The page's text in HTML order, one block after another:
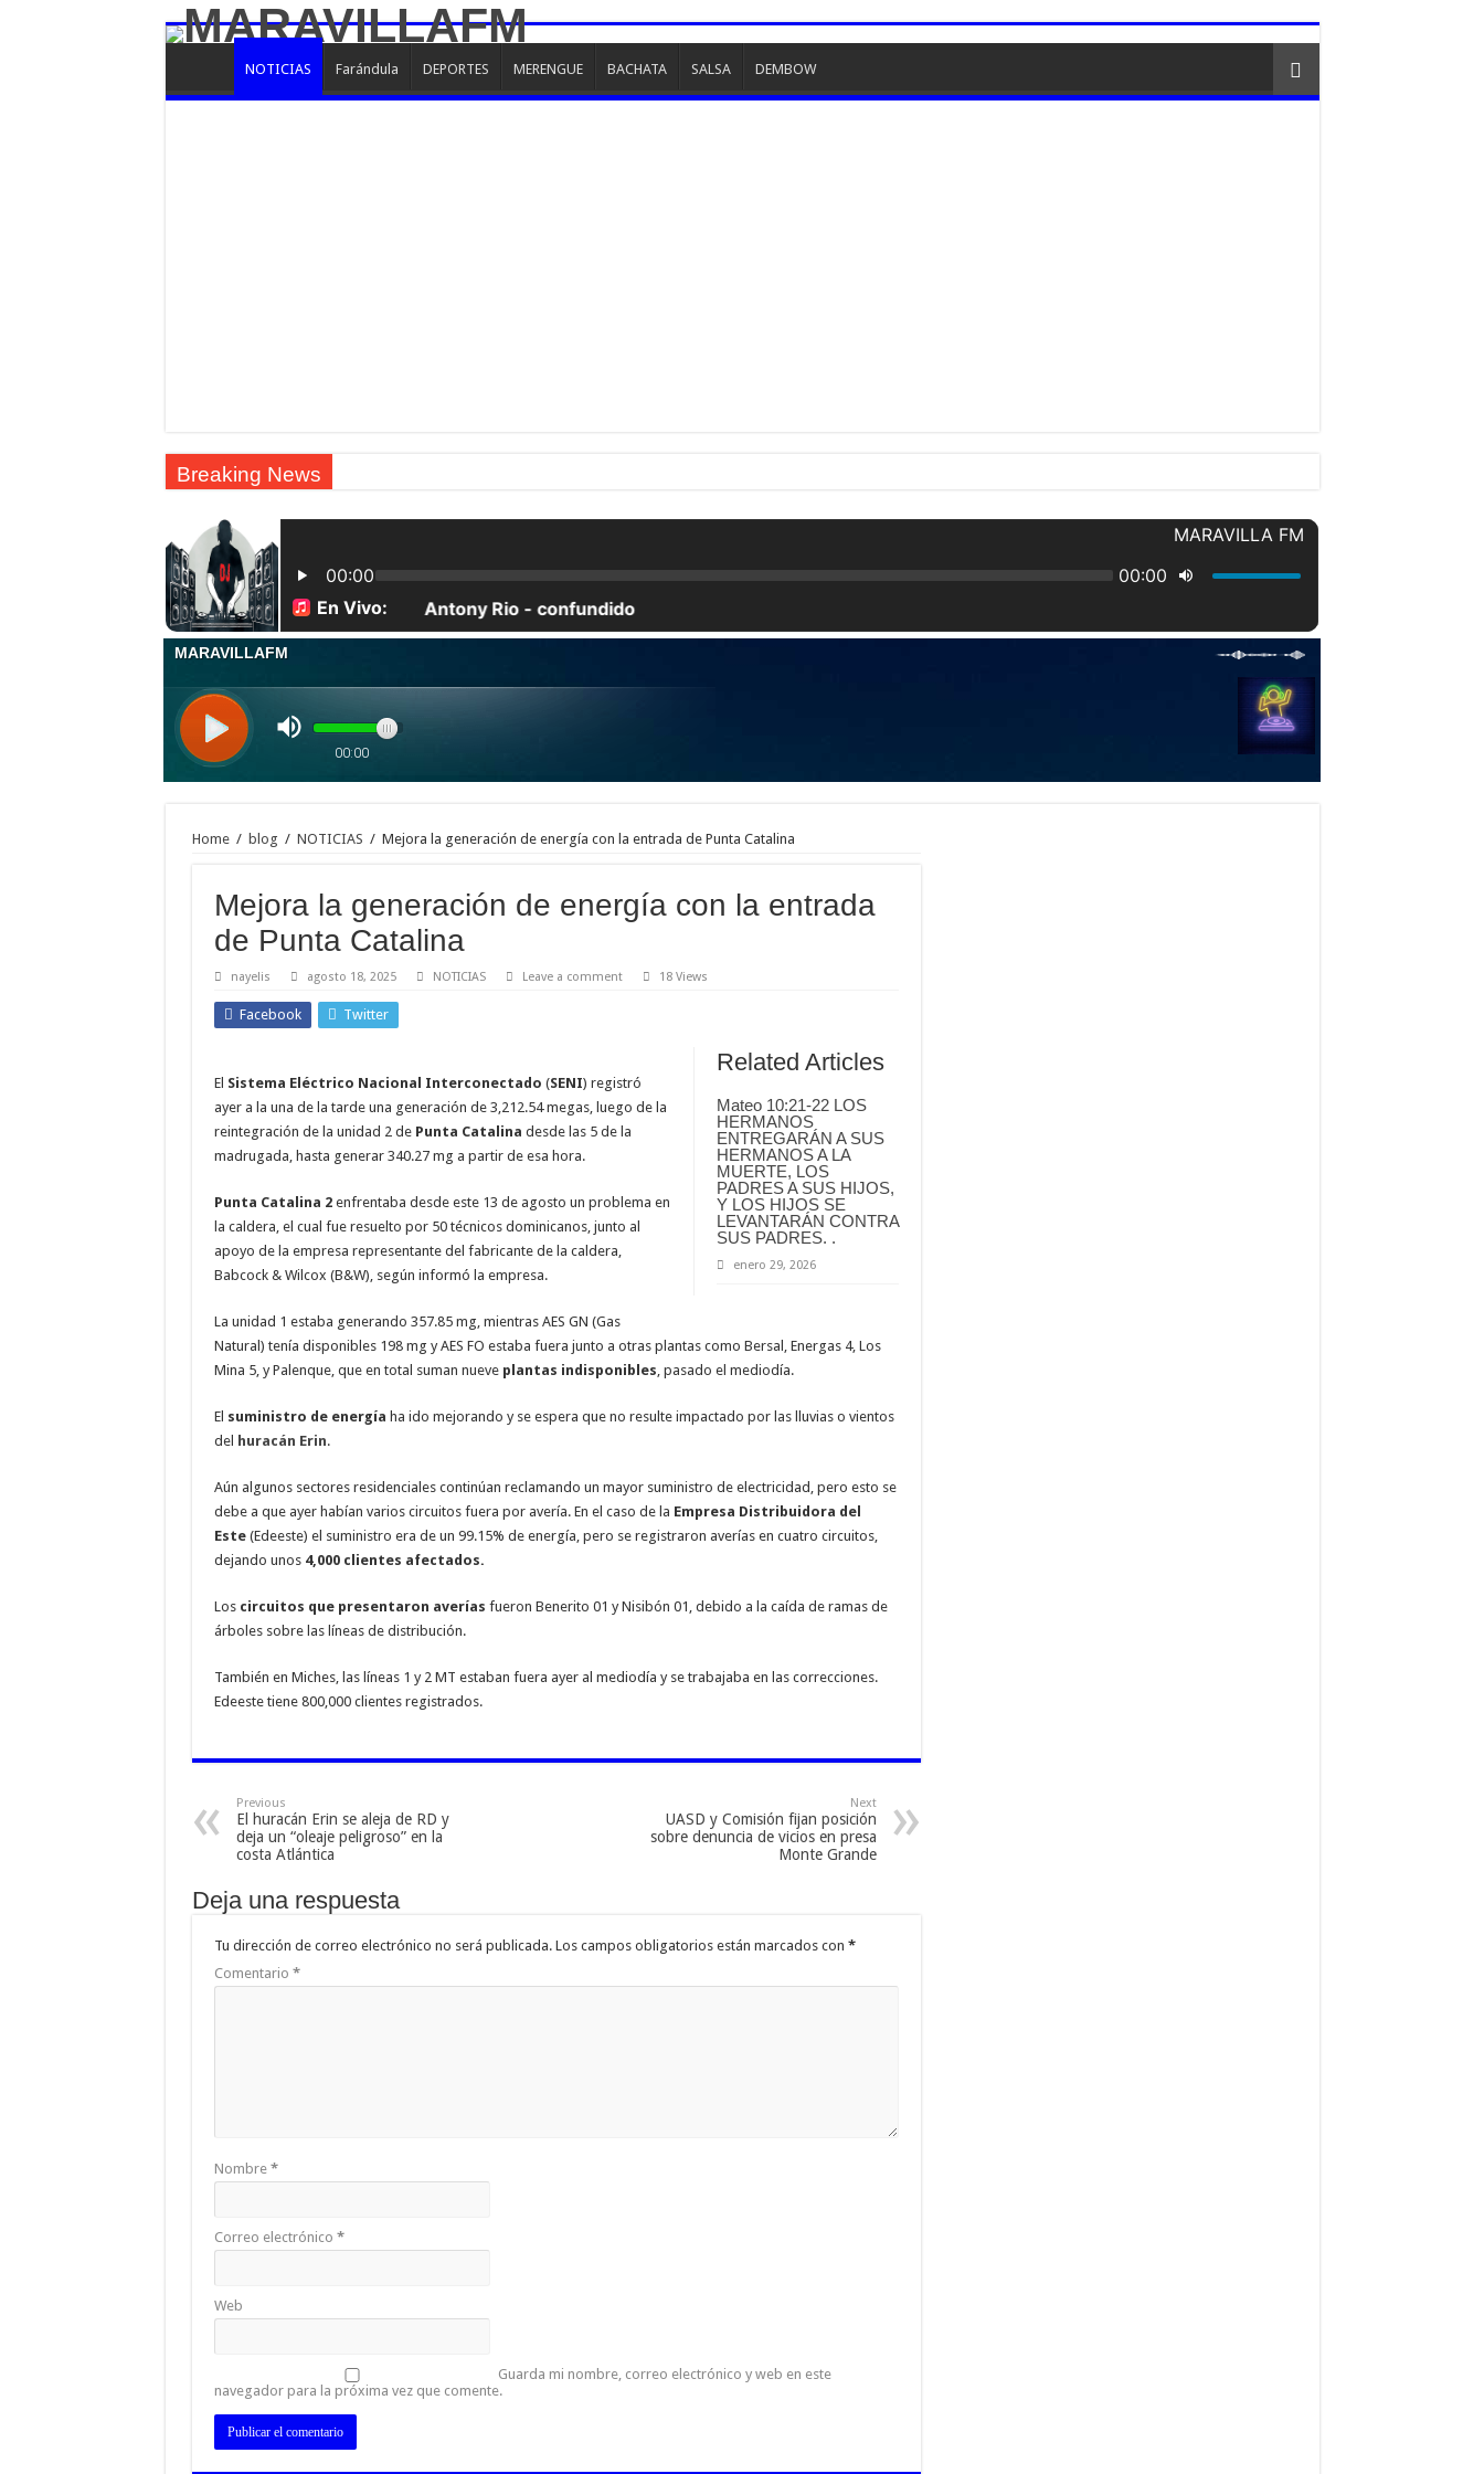
NOTICIAS Farándula DEPORTES MERENGUE BACHATA SALSA DEMBOW
Breaking News
El Instituto Duartiano inaugura la primera estatua ecuestre de Juan Pablo Duarte, ubicada en la intersección de las Av. 27 de Febrero y Winston Churchill
| Los indocumentados fueron encontrados escondidos en la cámara frigorífica del camión marca Kia, color blanco, placa L440563, el cual se desplazaba de manera sospechosa.
Toronto acaba de romper récords con más de 46-60 cm de nieve en un solo día, la mayor acumulación diaria desde 1937.
Maestros frente a las pizarras, estudiantes con cuadernos abiertos y otros compartiendo anécdotas de las fiestas navideñas o caminando por los pasillos ansiosos por regresar a casa volvieron a marcar, este miércoles, la
| Apunta estos lugares en tu lista de viajes para este año, ya que República Dominicana continúa consolidándose como uno de los destinos turísticos más atractivos del Caribe, no sólo para los visitantes extranjeros,
| Una patrulla de la Policía Nacional se llevó por segunda ocasión a Rafael Rosario, tío de la niña Brianna Genao, de 3 años, reportada desaparecida el pasado 31 de diciembre en Barrero, Puerto Plata.
Feliz navidad les desea jey one y su familia
Home / blog / NOTICIAS / Mejora la generación de energía con la entrada de Punta Catalina
Mejora la generación de energía con la entrada
de Punta Catalina
nayelis agosto 18, 2025 NOTICIAS Leave a comment 18 Views
Facebook Twitter
Related Articles
Mateo 10:21-22 LOS
HERMANOS
ENTREGARÁN A SUS
HERMANOS A LA
MUERTE, LOS
PADRES A SUS HIJOS,
Y LOS HIJOS SE
LEVANTARÁN CONTRA
SUS PADRES. .
enero 29, 2026
El Sistema Eléctrico Nacional Interconectado (SENI) registró
ayer a la una de la tarde una generación de 3,212.54 megas, luego de la
reintegración de la unidad 2 de Punta Catalina desde las 5 de la
madrugada, hasta generar 340.27 mg a partir de esa hora.
Punta Catalina 2enfrentaba desde este 13 de agosto un problema en
la caldera, el cual fue resuelto por 50 técnicos dominicanos, junto al
apoyo de la empresa representante del fabricante de la caldera,
Babcock & Wilcox (B&W), según informó la empresa.
La unidad 1 estaba generando 357.85 mg, mientras AES GN (Gas
Natural) tenía disponibles 198 mg y AES FO estaba fuera junto a otras plantas como Bersal, Energas 4, Los
Mina 5, y Palenque, que en total suman nueve plantas indisponibles , pasado el mediodía.
El suministro de energía ha ido mejorando y se espera que no resulte impactado por las lluvias o vientos
del huracán Erin.
Aún algunos sectores residenciales continúan reclamando un mayor suministro de electricidad, pero esto se
debe a que ayer habían varios circuitos fuera por avería. En el caso de la Empresa Distribuidora del
Este (Edeeste) el suministro era de un 99.15% de energía, pero se registraron averías en cuatro circuitos,
dejando unos 4,000 clientes afectados.
Los circuitos que presentaron averías fueron Benerito 01 y Nisibón 01, debido a la caída de ramas de
árboles sobre las líneas de distribución.
También en Miches, las líneas 1 y 2 MT estaban fuera ayer al mediodía y se trabajaba en las correcciones.
Edeeste tiene 800,000 clientes registrados.
Previous
El huracán Erin se aleja de RD y
deja un “oleaje peligroso” en la
costa Atlántica
Next
UASD y Comisión fijan posición
sobre denuncia de vicios en presa
Monte Grande
Deja una respuesta
Tu dirección de correo electrónico no será publicada. Los campos obligatorios están marcados con *
Comentario *
Nombre *
Correo electrónico *
Web
Guarda mi nombre, correo electrónico y web en este
navegador para la próxima vez que comente.